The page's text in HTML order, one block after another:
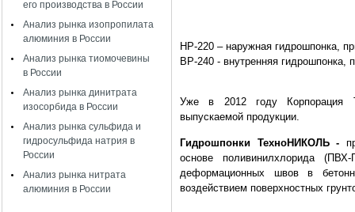
его производства в России
Анализ рынка изопропилата
алюминия в России
Анализ рынка тиомочевины
в России
Анализ рынка динитрата
изосорбида в России
Анализ рынка сульфида и
гидросульфида натрия в
России
Анализ рынка нитрата
алюминия в России
НР-220 – наружная гидрошпонка,
ВР-240 - внутренняя гидрошпонка,
Уже в 2012 году Корпорация
выпускаемой продукции.
Гидрошпонки ТехноНИКОЛЬ -
основе поливинилхлорида
деформационных швов в
воздействием поверхностных